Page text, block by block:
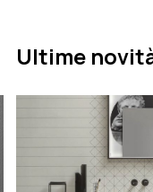
Ultime